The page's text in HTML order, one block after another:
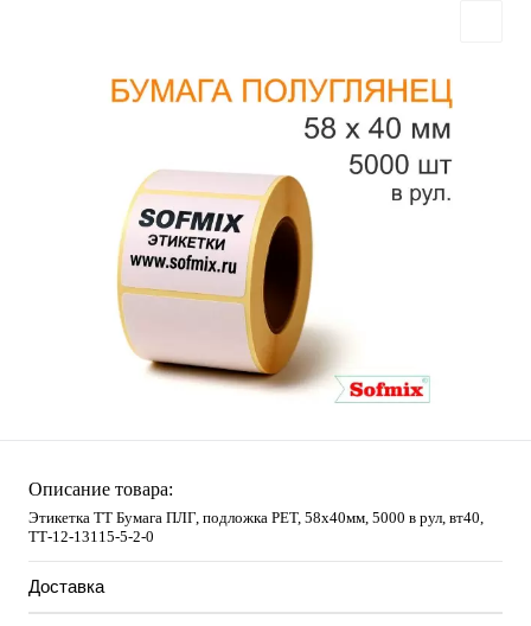
Описание товара:
Этикетка ТТ Бумага ПЛГ, подложка РЕТ, 58х40мм, 5000 в рул, вт40,
TТ-12-13115-5-2-0
Доставка